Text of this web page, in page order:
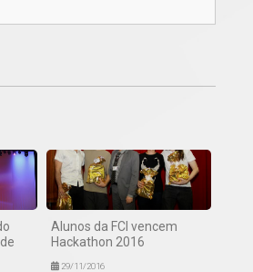
Alunos da FCI vencem
Hackathon 2016
29/11/2016